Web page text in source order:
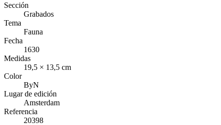
Sección
Grabados
Tema
Fauna
Fecha
1630
Medidas
19,5 × 13,5 cm
Color
ByN
Lugar de edición
Amsterdam
Referencia
20398